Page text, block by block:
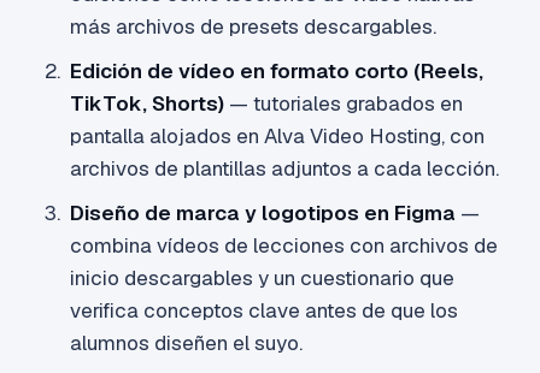
más archivos de presets descargables.
Edición de vídeo en formato corto (Reels,
TikTok, Shorts) — tutoriales grabados en
pantalla alojados en Alva Video Hosting, con
archivos de plantillas adjuntos a cada lección.
Diseño de marca y logotipos en Figma —
combina vídeos de lecciones con archivos de
inicio descargables y un cuestionario que
verifica conceptos clave antes de que los
alumnos diseñen el suyo.